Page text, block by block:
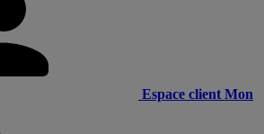
Espace client Mon